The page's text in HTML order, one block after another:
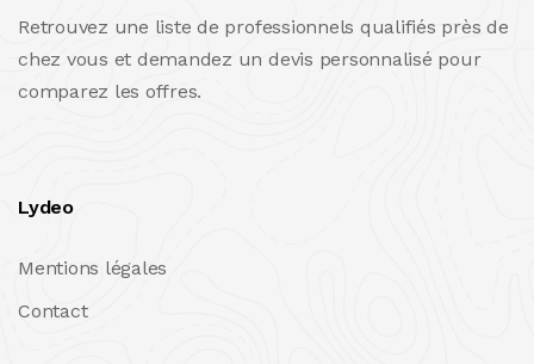
Retrouvez une liste de professionnels qualifiés près de
chez vous et demandez un devis personnalisé pour
comparez les offres.
Lydeo
Mentions légales
Contact